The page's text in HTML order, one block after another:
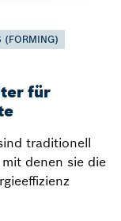
(FORMING)
für
traditionell
denen sie die